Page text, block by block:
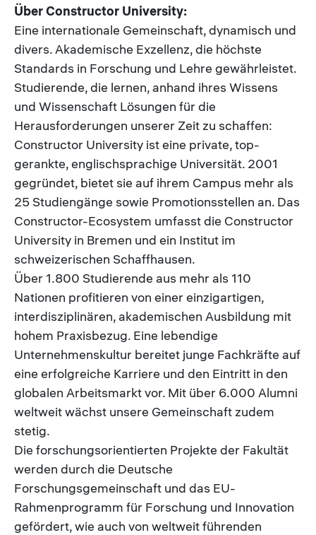
Über Constructor University:
Eine internationale Gemeinschaft, dynamisch und
divers. Akademische Exzellenz, die höchste
Standards in Forschung und Lehre gewährleistet.
Studierende, die lernen, anhand ihres Wissens
und Wissenschaft Lösungen für die
Herausforderungen unserer Zeit zu schaffen:
Constructor University ist eine private, top-
gerankte, englischsprachige Universität. 2001
gegründet, bietet sie auf ihrem Campus mehr als
25 Studiengänge sowie Promotionsstellen an. Das
Constructor-Ecosystem umfasst die Constructor
University in Bremen und ein Institut im
schweizerischen Schaffhausen.
Über 1.800 Studierende aus mehr als 110
Nationen profitieren von einer einzigartigen,
interdisziplinären, akademischen Ausbildung mit
hohem Praxisbezug. Eine lebendige
Unternehmenskultur bereitet junge Fachkräfte auf
eine erfolgreiche Karriere und den Eintritt in den
globalen Arbeitsmarkt vor. Mit über 6.000 Alumni
weltweit wächst unsere Gemeinschaft zudem
stetig.
Die forschungsorientierten Projekte der Fakultät
werden durch die Deutsche
Forschungsgemeinschaft und das EU-
Rahmenprogramm für Forschung und Innovation
gefördert, wie auch von weltweit führenden